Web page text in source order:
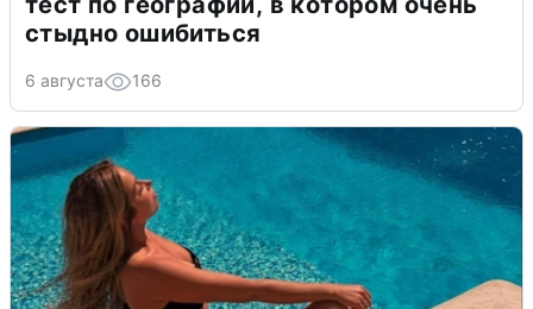
стыдно ошибиться
6 августа 166